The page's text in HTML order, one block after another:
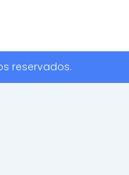
reservados.